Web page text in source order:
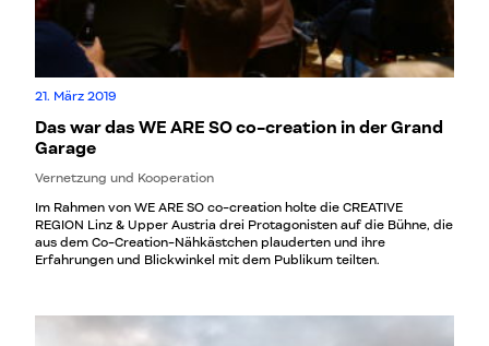
21. März 2019
Das war das WE ARE SO co-creation in der Grand
Garage
Vernetzung und Kooperation
Im Rahmen von WE ARE SO co-creation holte die CREATIVE
REGION Linz & Upper Austria drei Protagonisten auf die Bühne, die
aus dem Co-Creation-Nähkästchen plauderten und ihre
Erfahrungen und Blickwinkel mit dem Publikum teilten.